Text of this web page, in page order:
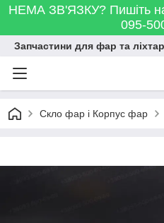
НЕМА ЗВ'ЯЗКУ? Пишіть
095-
Запчастини для фар та
Скло фар і Корпус фар